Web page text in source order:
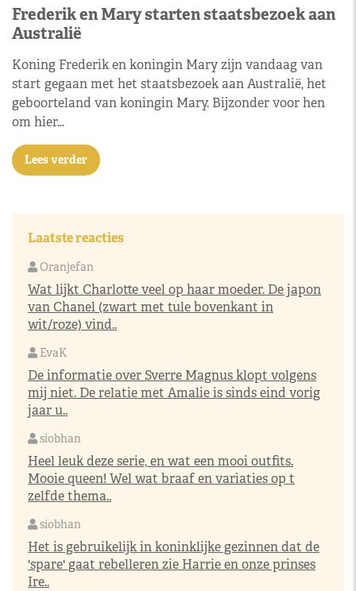
Frederik en Mary starten staatsbezoek aan
Australië
Koning Frederik en koningin Mary zijn vandaag van
start gegaan met het staatsbezoek aan Australië, het
geboorteland van koningin Mary. Bijzonder voor hen
om hier…
Lees verder
Laatste reacties
Oranjefan
Wat lijkt Charlotte veel op haar moeder. De japon
van Chanel (zwart met tule bovenkant in
wit/roze) vind..
EvaK
De informatie over Sverre Magnus klopt volgens
mij niet. De relatie met Amalie is sinds eind vorig
jaar u..
siobhan
Heel leuk deze serie, en wat een mooi outfits.
Mooie queen! Wel wat braaf en variaties op t
zelfde thema..
siobhan
Het is gebruikelijk in koninklijke gezinnen dat de
'spare' gaat rebelleren zie Harrie en onze prinses
Ire..